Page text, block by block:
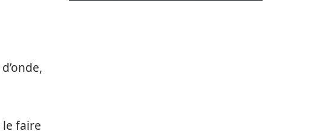
le faire